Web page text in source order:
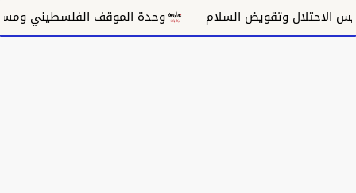
وتقويض السلام وحدة الموقف الفلسطيني ومسار